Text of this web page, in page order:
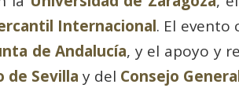
Internacional. El evento
de Andalucía, y el apoyo y
de Sevilla y del Consejo